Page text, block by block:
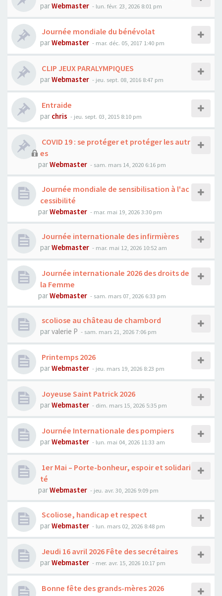
parWebmaster - lun. févr. 23, 2026 8:01 pm
Journée mondiale du bénévolat
parWebmaster - mar. déc. 05, 2017 1:40 pm
CLIP JEUX PARALYMPIQUES
parWebmaster - jeu. sept. 08, 2016 8:47 pm
Entraide
par chris - jeu. sept. 03, 2015 8:10 pm
COVID 19 : se protéger et protéger les autr
es
parWebmaster - sam. mars 14, 2020 6:16 pm
Journée mondiale de sensibilisation à l'ac
cessibilité
parWebmaster - mar. mai 19, 2026 3:30 pm
Journée internationale des infirmières
parWebmaster - mar. mai 12, 2026 10:52 am
Journée internationale 2026 des droits de
la Femme
parWebmaster - sam. mars 07, 2026 6:33 pm
scoliose au château de chambord
parvalerie P - sam. mars 21, 2026 7:06 pm
Printemps 2026
parWebmaster - jeu. mars 19, 2026 8:23 pm
Joyeuse Saint Patrick 2026
parWebmaster - dim. mars 15, 2026 5:35 pm
Journée Internationale des pompiers
parWebmaster - lun. mai 04, 2026 11:33 am
1er Mai – Porte-bonheur, espoir et solidari
té
parWebmaster - jeu. avr. 30, 2026 9:09 pm
Scoliose, handicap et respect
parWebmaster - lun. mars 02, 2026 8:48 pm
Jeudi 16 avril 2026 Fête des secrétaires
parWebmaster - mer. avr. 15, 2026 10:17 pm
Bonne fête des grands-mères 2026